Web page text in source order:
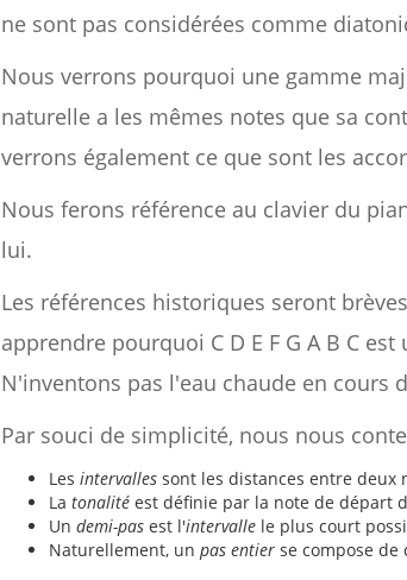
ne sont pas considérées comme
Nous verrons pourquoi une gamme
naturelle a les mêmes notes que sa
verrons également ce que sont les
Nous ferons référence au clavier du
lui.
Les références historiques seront
apprendre pourquoi C D E F G A B C
N'inventons pas l'eau chaude en cours
Par souci de simplicité, nous nous
Lesintervalles sont les distances entre deux
Latonalité est définie par la note de départ
Undemi-pas est l'intervalle le plus court
Naturellement, unpas entier se compose de